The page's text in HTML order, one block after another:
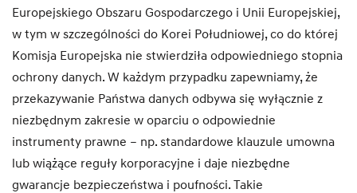
Europejskiego Obszaru Gospodarczego i Unii Europejskiej,
w tym w szczególności do Korei Południowej, co do której
Komisja Europejska nie stwierdziła odpowiedniego stopnia
ochrony danych. W każdym przypadku zapewniamy, że
przekazywanie Państwa danych odbywa się wyłącznie z
niezbędnym zakresie w oparciu o odpowiednie
instrumenty prawne – np. standardowe klauzule umowna
lub wiążące reguły korporacyjne i daje niezbędne
gwarancje bezpieczeństwa i poufności. Takie